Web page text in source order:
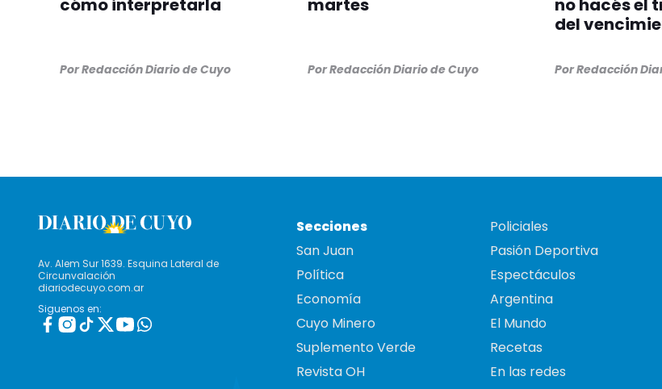
cómo interpretarla
PorRedacción Diario de Cuyo
martes
PorRedacción Diario de Cuyo
no hacés el
del
PorRedacción
Av. Alem Sur 1639. Esquina Lateral de
Circunvalación
diariodecuyo.com.ar
Siguenos en:
Secciones
San Juan
Política
Economía
Cuyo Minero
Suplemento Verde
Revista OH
Policiales
Pasión Deportiva
Espectáculos
Argentina
El Mundo
Recetas
En las redes